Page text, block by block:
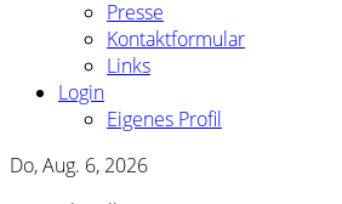
Presse
Kontaktformular
Links
Login
Eigenes Profil
Do, Aug. 6, 2026